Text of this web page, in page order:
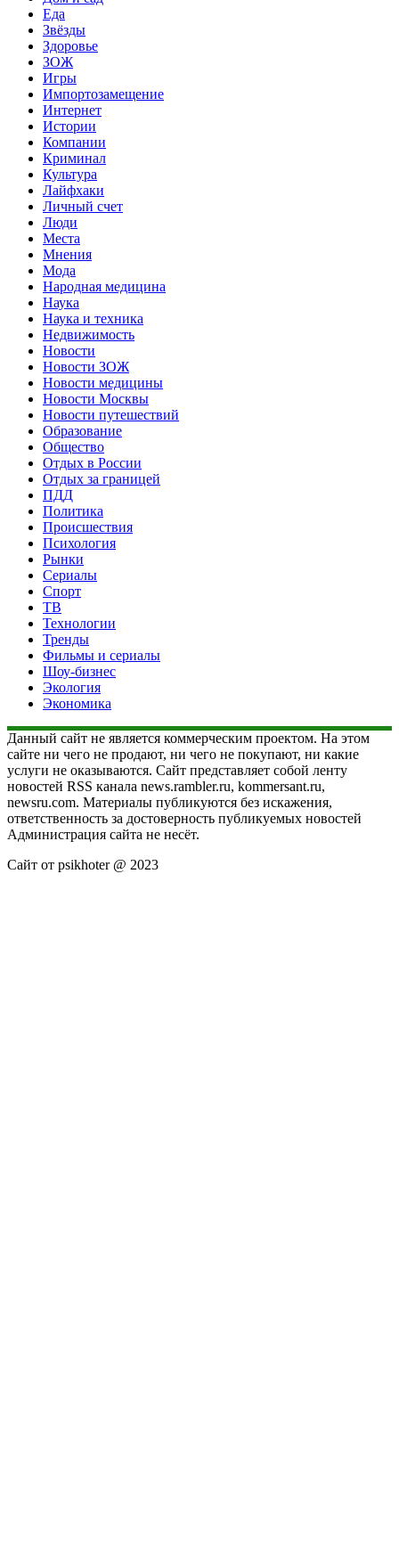
Еда
Звёзды
Здоровье
ЗОЖ
Игры
Импортозамещение
Интернет
Истории
Компании
Криминал
Культура
Лайфхаки
Личный счет
Люди
Места
Мнения
Мода
Народная медицина
Наука
Наука и техника
Недвижимость
Новости
Новости ЗОЖ
Новости медицины
Новости Москвы
Новости путешествий
Образование
Общество
Отдых в России
Отдых за границей
ПДД
Политика
Происшествия
Психология
Рынки
Сериалы
Спорт
ТВ
Технологии
Тренды
Фильмы и сериалы
Шоу-бизнес
Экология
Экономика
Данный сайт не является коммерческим проектом. На этом
сайте ни чего не продают, ни чего не покупают, ни какие
услуги не оказываются. Сайт представляет собой ленту
новостей RSS канала news.rambler.ru, kommersant.ru,
newsru.com. Материалы публикуются без искажения,
ответственность за достоверность публикуемых новостей
Администрация сайта не несёт.
Сайт от psikhoter @ 2023